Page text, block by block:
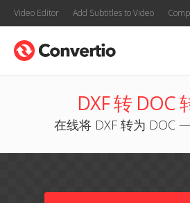
Video Editor Add Subtitles to Video
DXF 转 DOC
在线将 DXF 转为 DOC